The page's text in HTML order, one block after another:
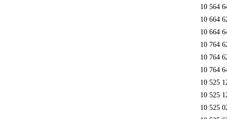
10 564
10 664
10 664
10 764
10 764
10 764
10 525
10 525
10 525